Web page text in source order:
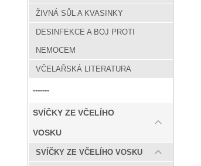
ŽIVNÁ SŮL A KVASINKY
DESINFEKCE A BOJ PROTI
NEMOCEM
VČELAŘSKÁ LITERATURA
-------
SVÍČKY ZE VČELÍHO
VOSKU
SVÍČKY ZE VČELÍHO VOSKU